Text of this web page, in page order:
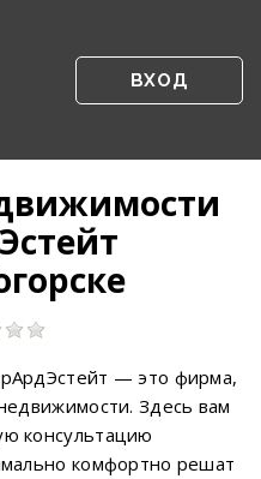
ВХОД
— это фирма,
Здесь вам
консультацию
комфортно решат